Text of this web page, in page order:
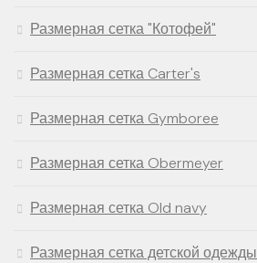
Размерная сетка "Котофей"
Размерная сетка Carter's
Размерная сетка Gymboree
Размерная сетка Obermeyer
Размерная сетка Old navy
Размерная сетка детской одежды